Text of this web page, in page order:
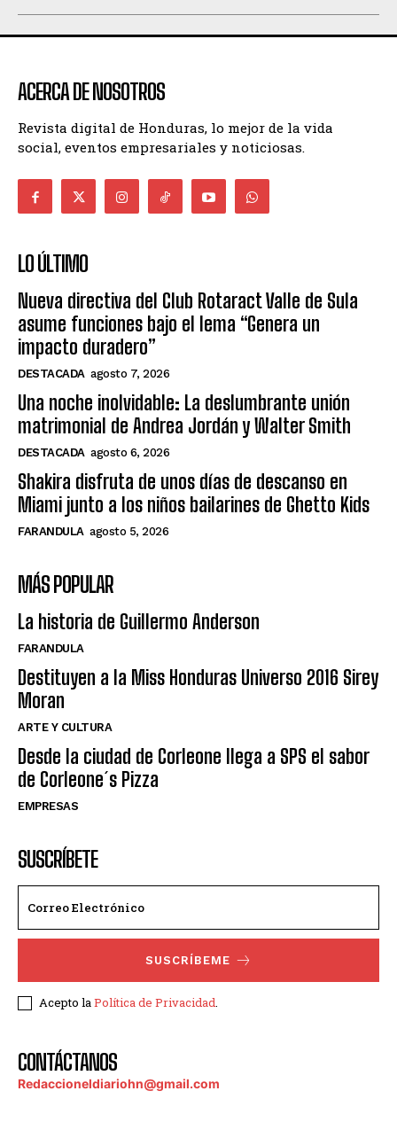
ACERCA DE NOSOTROS
Revista digital de Honduras, lo mejor de la vida
social, eventos empresariales y noticiosas.
LO ÚLTIMO
Nueva directiva del Club Rotaract Valle de Sula
asume funciones bajo el lema “Genera un
impacto duradero”
DESTACADA agosto 7, 2026
Una noche inolvidable: La deslumbrante unión
matrimonial de Andrea Jordán y Walter Smith
DESTACADA agosto 6, 2026
Shakira disfruta de unos días de descanso en
Miami junto a los niños bailarines de Ghetto Kids
FARANDULA agosto 5, 2026
MÁS POPULAR
La historia de Guillermo Anderson
FARANDULA
Destituyen a la Miss Honduras Universo 2016 Sirey
Moran
ARTE Y CULTURA
Desde la ciudad de Corleone llega a SPS el sabor
de Corleone´s Pizza
EMPRESAS
SUSCRÍBETE
SUSCRÍBEME
Acepto laPolítica de Privacidad.
CONTÁCTANOS
Redaccioneldiariohn@gmail.com